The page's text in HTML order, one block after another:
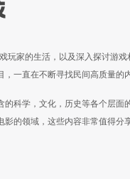
玩家的生活，以及深入探讨游戏
一直在不断寻找民间高质量的
科学，文化，历史等各个层面
的领域，这些内容非常值得分